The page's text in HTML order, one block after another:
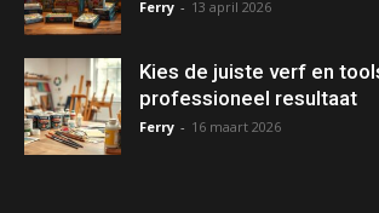
Ferry - 13 april 2026
Kies de juiste verf en
professioneel resultaat
Ferry - 16 maart 2026